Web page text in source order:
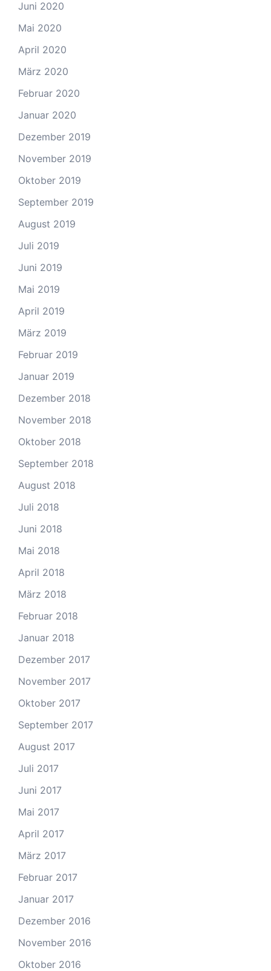
Juni 2020
Mai 2020
April 2020
März 2020
Februar 2020
Januar 2020
Dezember 2019
November 2019
Oktober 2019
September 2019
August 2019
Juli 2019
Juni 2019
Mai 2019
April 2019
März 2019
Februar 2019
Januar 2019
Dezember 2018
November 2018
Oktober 2018
September 2018
August 2018
Juli 2018
Juni 2018
Mai 2018
April 2018
März 2018
Februar 2018
Januar 2018
Dezember 2017
November 2017
Oktober 2017
September 2017
August 2017
Juli 2017
Juni 2017
Mai 2017
April 2017
März 2017
Februar 2017
Januar 2017
Dezember 2016
November 2016
Oktober 2016